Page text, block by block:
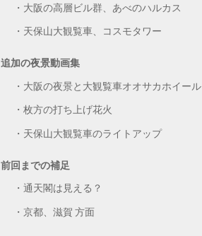
大阪の高層ビル群、あべのハルカス
天保山大観覧車、コスモタワー
追加の夜景動画集
大阪の夜景と大観覧車オオサカホイール
枚方の打ち上げ花火
天保山大観覧車のライトアップ
前回までの補足
通天閣は見える？
京都、滋賀 方面